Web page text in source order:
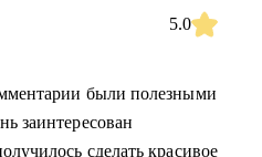
5.0
были полезными
заинтересован
сделать красивое